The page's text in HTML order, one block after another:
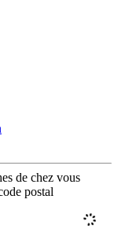
de chez vous
postal